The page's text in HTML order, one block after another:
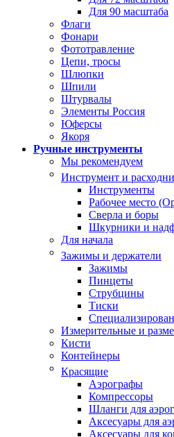
Для 90 масштаба
Флаги
Фонари
Фототравление
Цепи, тросы
Шлюпки
Шпили
Штурвалы
Элементы Россия
Юферсы
Якоря
Ручные инструменты
Мы рекомендуем
Инструмент и
Инструменты
Рабочее место
Сверла и боры
Шкурники и
Для начала
Зажимы и держатели
Зажимы
Пинцеты
Струбцины
Тиски
Измерительные и
Кисти
Контейнеры
Красящие
Аэрографы
Компрессоры
Шланги для
Аксесуары для
Аксесуары для